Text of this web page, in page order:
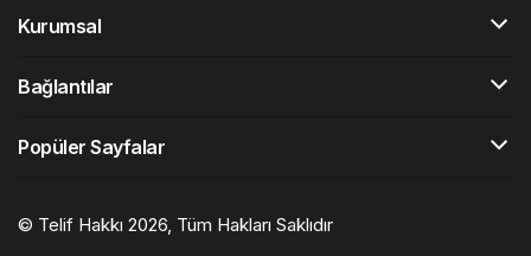
Kurumsal
Bağlantılar
Popüler Sayfalar
© Telif Hakkı 2026, Tüm Hakları Saklıdır